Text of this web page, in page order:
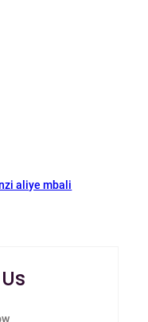
aliye mbali